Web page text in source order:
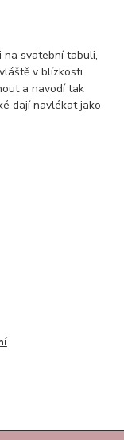
na svatební tabuli,
v blízkosti
a navodí tak
dají navlékat jako